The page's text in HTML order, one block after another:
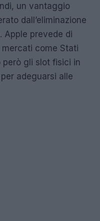
un vantaggio
dall’eliminazione
Apple prevede di
come Stati
però gli slot fisici in
adeguarsi alle